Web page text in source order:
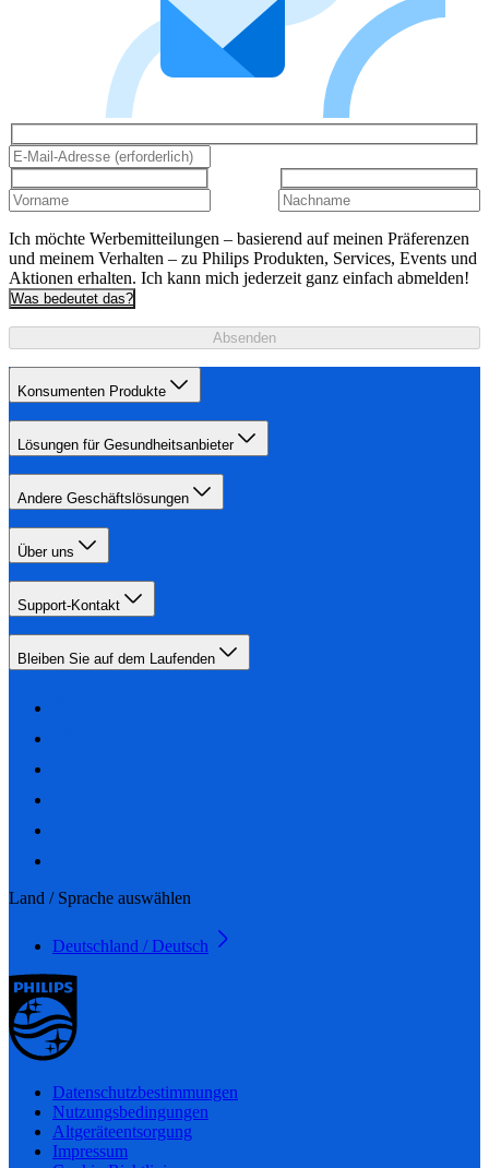
Ich möchte Werbemitteilungen – basierend auf meinen Präferenzen
und meinem Verhalten – zu Philips Produkten, Services, Events und
Aktionen erhalten. Ich kann mich jederzeit ganz einfach abmelden!
Was bedeutet das?
Absenden
Konsumenten Produkte
Lösungen für Gesundheitsanbieter
Andere Geschäftslösungen
Über uns
Support-Kontakt
Bleiben Sie auf dem Laufenden
Land / Sprache auswählen
Deutschland / Deutsch
Datenschutzbestimmungen
Nutzungsbedingungen
Altgeräteentsorgung
Impressum